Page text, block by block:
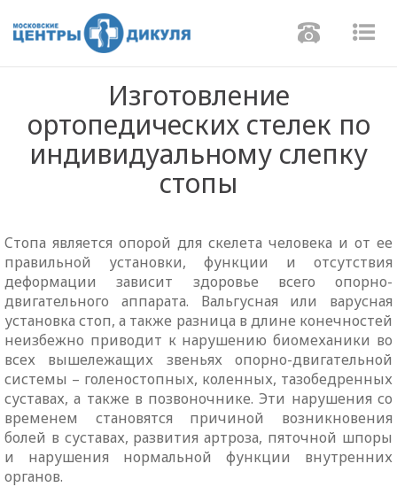
Изготовление
ортопедических стелек по
индивидуальному слепку
стопы
Cтопа является опорой для скелета человека и от ее
правильной установки, функции и отсутствия
деформации зависит здоровье всего опорно-
двигательного аппарата. Вальгусная или варусная
установка стоп, а также разница в длине конечностей
неизбежно приводит к нарушению биомеханики во
всех вышележащих звеньях опорно-двигательной
системы – голеностопных, коленных, тазобедренных
суставах, а также в позвоночнике. Эти нарушения со
временем становятся причиной возникновения
болей в суставах, развития артроза, пяточной шпоры
и нарушения нормальной функции внутренних
органов.